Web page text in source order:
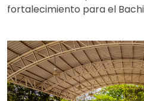
fortalecimiento para el